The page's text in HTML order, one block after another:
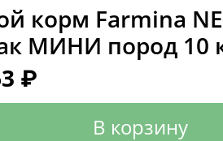
корм Farmina
МИНИ пород 10
₽
В корзину